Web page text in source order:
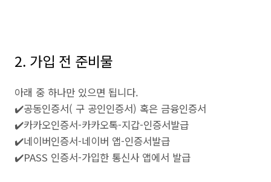
2. 가입 전 준비물
아래 중 하나만 있으면 됩니다.
✔️공동인증서( 구 공인인증서) 혹은 금융인증서
✔️카카오인증서-카카오톡-지갑-인증서발급
✔️네이버인증서-네이버 앱-인증서발급
✔️PASS 인증서-가입한 통신사 앱에서 발급